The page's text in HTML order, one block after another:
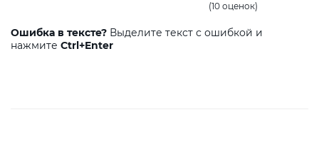
(10 оценок)
Ошибка в тексте? Выделите текст с ошибкой и
нажмите Ctrl+Enter